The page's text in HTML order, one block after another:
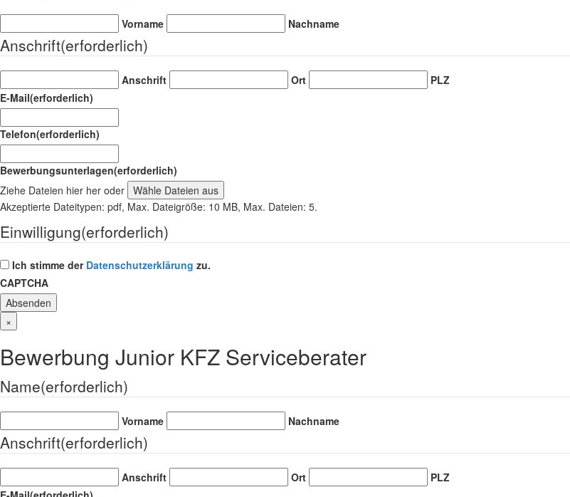
Vorname Nachname
Anschrift(erforderlich)
Anschrift Ort
PLZ
E-Mail(erforderlich)
Telefon(erforderlich)
Bewerbungsunterlagen(erforderlich)
Ziehe Dateien hier her oder Wähle Dateien aus
Akzeptierte Dateitypen: pdf, Max. Dateigröße: 10 MB, Max. Dateien: 5.
Einwilligung(erforderlich)
Ich stimme der Datenschutzerklärung zu.
CAPTCHA
×
Bewerbung Junior KFZ Serviceberater
Name(erforderlich)
Vorname Nachname
Anschrift(erforderlich)
Anschrift Ort
PLZ